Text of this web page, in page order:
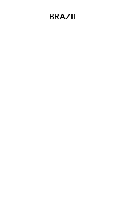
BRAZIL